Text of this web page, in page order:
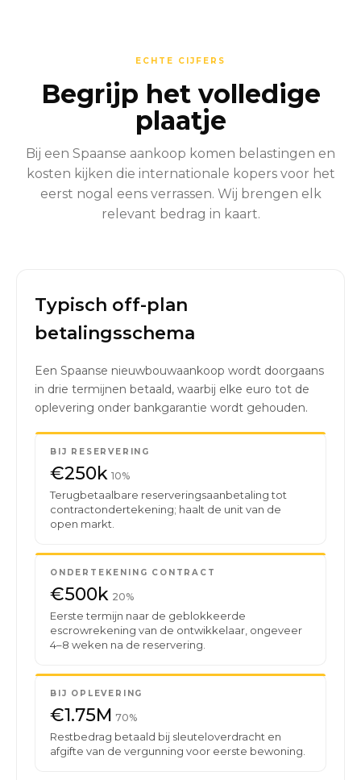
ECHTE CIJFERS
Begrijp het volledige
plaatje
Bij een Spaanse aankoop komen belastingen en
kosten kijken die internationale kopers voor het
eerst nogal eens verrassen. Wij brengen elk
relevant bedrag in kaart.
Typisch off-plan
betalingsschema
Een Spaanse nieuwbouwaankoop wordt doorgaans
in drie termijnen betaald, waarbij elke euro tot de
oplevering onder bankgarantie wordt gehouden.
BIJ RESERVERING
€250k 10%
Terugbetaalbare reserveringsaanbetaling tot
contractondertekening; haalt de unit van de
open markt.
ONDERTEKENING CONTRACT
€500k 20%
Eerste termijn naar de geblokkeerde
escrowrekening van de ontwikkelaar, ongeveer
4–8 weken na de reservering.
BIJ OPLEVERING
€1.75M 70%
Restbedrag betaald bij sleuteloverdracht en
afgifte van de vergunning voor eerste bewoning.